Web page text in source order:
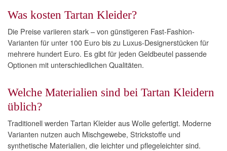
Was kosten Tartan Kleider?
Die Preise variieren stark – von günstigeren Fast-Fashion-
Varianten für unter 100 Euro bis zu Luxus-Designerstücken für
mehrere hundert Euro. Es gibt für jeden Geldbeutel passende
Optionen mit unterschiedlichen Qualitäten.
Welche Materialien sind bei Tartan Kleidern
üblich?
Traditionell werden Tartan Kleider aus Wolle gefertigt. Moderne
Varianten nutzen auch Mischgewebe, Strickstoffe und
synthetische Materialien, die leichter und pflegeleichter sind.